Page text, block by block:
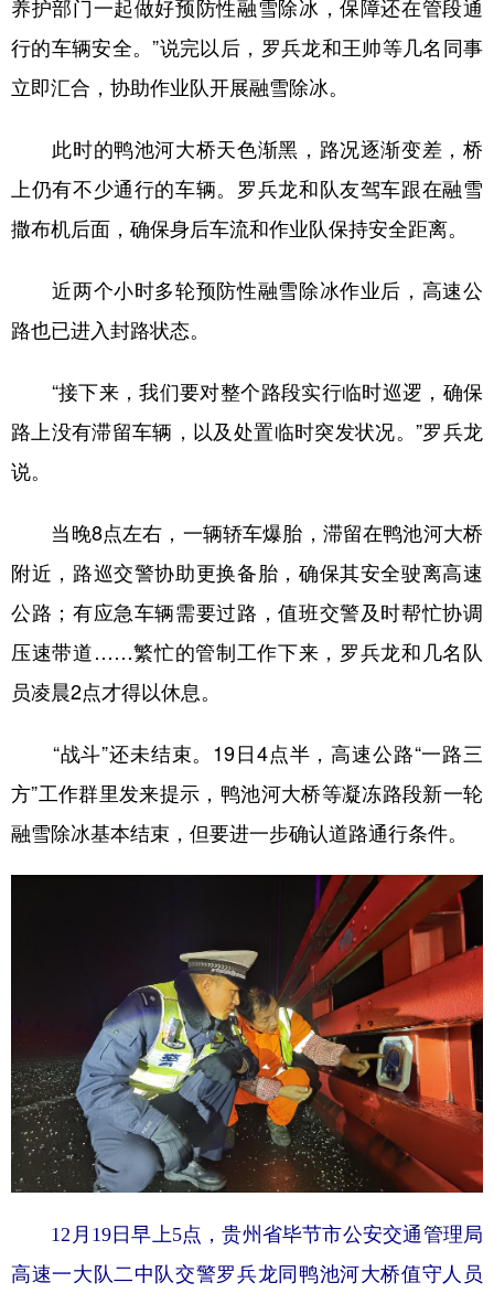
养护部门一起做好预防性融雪除冰，保障还在管段通
行的车辆安全。”说完以后，罗兵龙和王帅等几名同事
立即汇合，协助作业队开展融雪除冰。
此时的鸭池河大桥天色渐黑，路况逐渐变差，桥
上仍有不少通行的车辆。罗兵龙和队友驾车跟在融雪
撒布机后面，确保身后车流和作业队保持安全距离。
近两个小时多轮预防性融雪除冰作业后，高速公
路也已进入封路状态。
“接下来，我们要对整个路段实行临时巡逻，确保
路上没有滞留车辆，以及处置临时突发状况。”罗兵龙
说。
当晚8点左右，一辆轿车爆胎，滞留在鸭池河大桥
附近，路巡交警协助更换备胎，确保其安全驶离高速
公路；有应急车辆需要过路，值班交警及时帮忙协调
压速带道……繁忙的管制工作下来，罗兵龙和几名队
员凌晨2点才得以休息。
“战斗”还未结束。19日4点半，高速公路“一路三
方”工作群里发来提示，鸭池河大桥等凝冻路段新一轮
融雪除冰基本结束，但要进一步确认道路通行条件。
12月19日早上5点，贵州省毕节市公安交通管理局
高速一大队二中队交警罗兵龙同鸭池河大桥值守人员